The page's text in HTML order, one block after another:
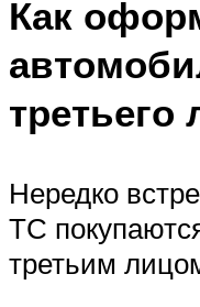
Как
третьего
Нередко
ТС
третьим